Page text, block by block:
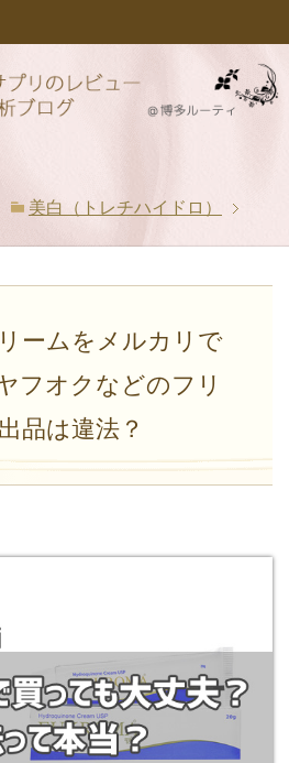
美白（トレチハイドロ）
ームをメルカリで
フオクなどのフリ
品は違法？